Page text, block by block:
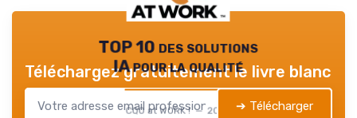
TOP 10 des solutions
IA pour la qualité
CQO at WORK ! — 2026
Téléchargez gratuitement le livre blanc
➔ Télécharger